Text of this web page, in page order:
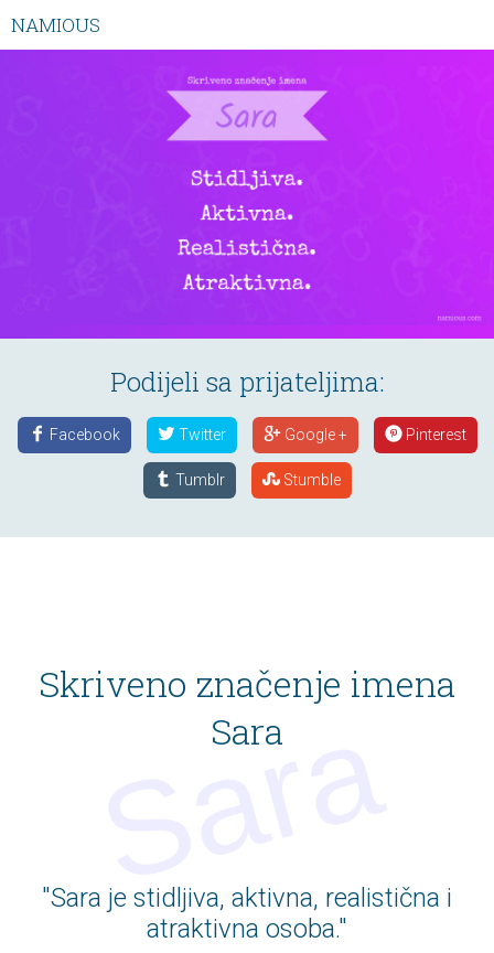
NAMIOUS
Podijeli sa prijateljima:
Facebook Twitter Google + Pinterest
Tumblr Stumble
Skriveno značenje imena
Sara
"Sara je stidljiva, aktivna, realistična i
atraktivna osoba."